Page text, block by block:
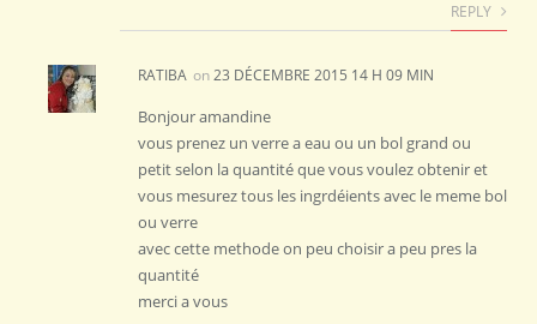
REPLY
RATIBA on23 DÉCEMBRE 2015 14 H 09 MIN
Bonjour amandine
vous prenez un verre a eau ou un bol grand ou
petit selon la quantité que vous voulez obtenir et
vous mesurez tous les ingrdéients avec le meme bol
ou verre
avec cette methode on peu choisir a peu pres la
quantité
merci a vous